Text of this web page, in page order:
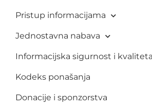
Pristup informacijama
Jednostavna nabava
Informacijska sigurnost i
Kodeks ponašanja
Donacije i sponzorstva